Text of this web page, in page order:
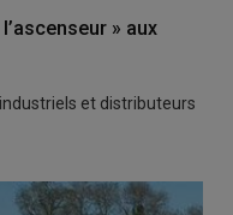
» aux
et distributeurs